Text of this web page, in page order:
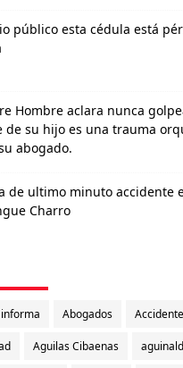
público esta cédula está
Hombre aclara nunca
de su hijo es una trauma
abogado.
de ultimo minuto accidente
Charro
Abogados
Aguilas Cibaenas